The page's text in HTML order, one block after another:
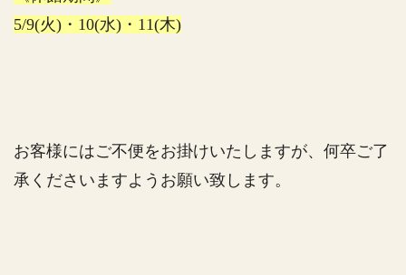
5/9(火)・10(水)・11(木)
お客様にはご不便をお掛けいたしますが、何卒ご了
承くださいますようお願い致します。